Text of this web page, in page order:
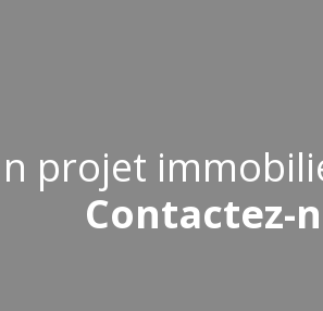
projet
Contactez-